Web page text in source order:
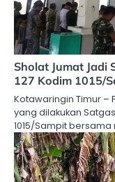
Sholat Jumat Jadi
127 Kodim 1015/
Kotawaringin Timur –
yang dilakukan
1015/Sampit